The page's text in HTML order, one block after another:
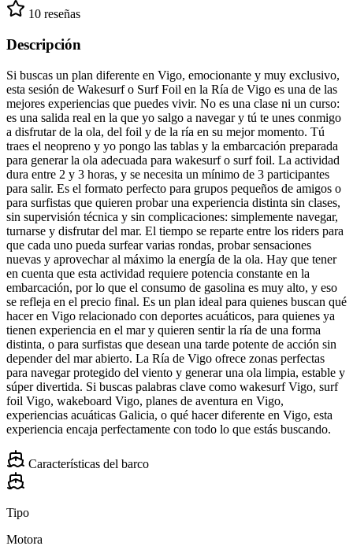
10 reseñas
Descripción
Si buscas un plan diferente en Vigo, emocionante y muy exclusivo,
esta sesión de Wakesurf o Surf Foil en la Ría de Vigo es una de las
mejores experiencias que puedes vivir. No es una clase ni un curso:
es una salida real en la que yo salgo a navegar y tú te unes conmigo
a disfrutar de la ola, del foil y de la ría en su mejor momento. Tú
traes el neopreno y yo pongo las tablas y la embarcación preparada
para generar la ola adecuada para wakesurf o surf foil. La actividad
dura entre 2 y 3 horas, y se necesita un mínimo de 3 participantes
para salir. Es el formato perfecto para grupos pequeños de amigos o
para surfistas que quieren probar una experiencia distinta sin clases,
sin supervisión técnica y sin complicaciones: simplemente navegar,
turnarse y disfrutar del mar. El tiempo se reparte entre los riders para
que cada uno pueda surfear varias rondas, probar sensaciones
nuevas y aprovechar al máximo la energía de la ola. Hay que tener
en cuenta que esta actividad requiere potencia constante en la
embarcación, por lo que el consumo de gasolina es muy alto, y eso
se refleja en el precio final. Es un plan ideal para quienes buscan qué
hacer en Vigo relacionado con deportes acuáticos, para quienes ya
tienen experiencia en el mar y quieren sentir la ría de una forma
distinta, o para surfistas que desean una tarde potente de acción sin
depender del mar abierto. La Ría de Vigo ofrece zonas perfectas
para navegar protegido del viento y generar una ola limpia, estable y
súper divertida. Si buscas palabras clave como wakesurf Vigo, surf
foil Vigo, wakeboard Vigo, planes de aventura en Vigo,
experiencias acuáticas Galicia, o qué hacer diferente en Vigo, esta
experiencia encaja perfectamente con todo lo que estás buscando.
Características del barco
Tipo
Motora